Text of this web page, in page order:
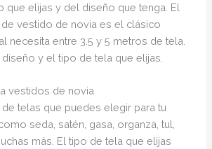
que elijas y del diseño que tenga. El
vestido de novia es el clásico
necesita entre 3.5 y 5 metros de tela.
y el tipo de tela que elijas.
vestidos de novia
telas que puedes elegir para tu
seda, satén, gasa, organza, tul,
más. El tipo de tela que elijas